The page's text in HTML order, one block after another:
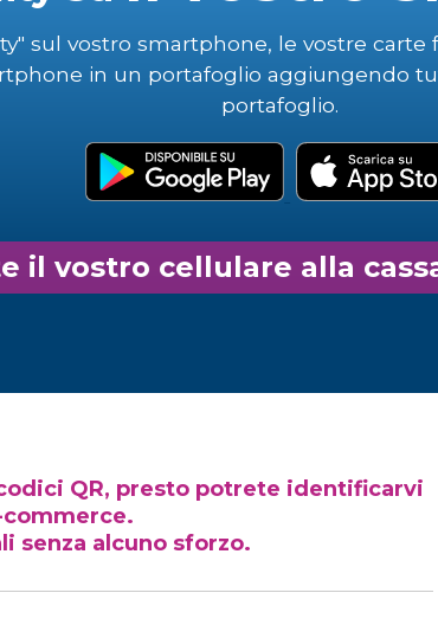
sul vostro smartphone, le vostre
in un portafoglio aggiungendo
portafoglio.
il vostro cellulare alla
QR, presto potrete identificarvi
senza alcuno sforzo.